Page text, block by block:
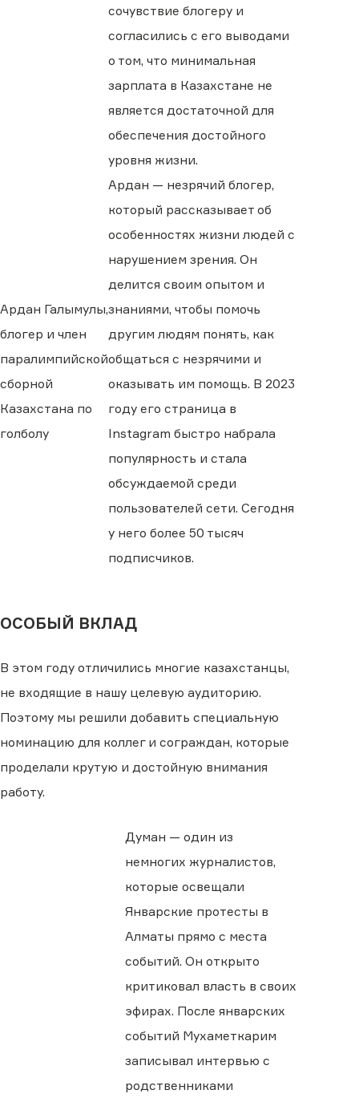
сочувствие блогеру и
согласились с его выводами
о том, что минимальная
зарплата в Казахстане не
является достаточной для
обеспечения достойного
уровня жизни.
Ардан Галымулы,
блогер и член
паралимпийской
сборной
Казахстана по
голболу
Ардан — незрячий блогер,
который рассказывает об
особенностях жизни людей с
нарушением зрения. Он
делится своим опытом и
знаниями, чтобы помочь
другим людям понять, как
общаться с незрячими и
оказывать им помощь. В 2023
году его страница в
Instagram быстро набрала
популярность и стала
обсуждаемой среди
пользователей сети. Сегодня
у него более 50 тысяч
подписчиков.
ОСОБЫЙ ВКЛАД
В этом году отличились многие казахстанцы,
не входящие в нашу целевую аудиторию.
Поэтому мы решили добавить специальную
номинацию для коллег и сограждан, которые
проделали крутую и достойную внимания
работу.
Думан — один из
немногих журналистов,
которые освещали
Январские протесты в
Алматы прямо с места
событий. Он открыто
критиковал власть в своих
эфирах. После январских
событий Мухаметкарим
записывал интервью с
родственниками